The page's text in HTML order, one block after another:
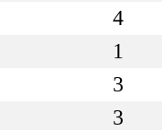
4
1
3
3